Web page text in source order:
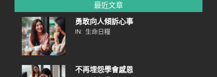
最近文章
勇敢向人傾訴心事
IN: 生命日糧
不再埋怨學會感恩